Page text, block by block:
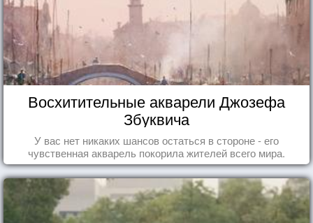
Восхитительные акварели Джозефа
Збуквича
У вас нет никаких шансов остаться в стороне - его
чувственная акварель покорила жителей всего мира.